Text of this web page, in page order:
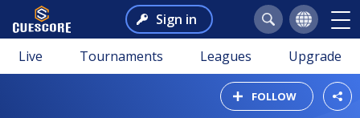
Sign in
Live Tournaments Leagues Upgrade
FOLLOW